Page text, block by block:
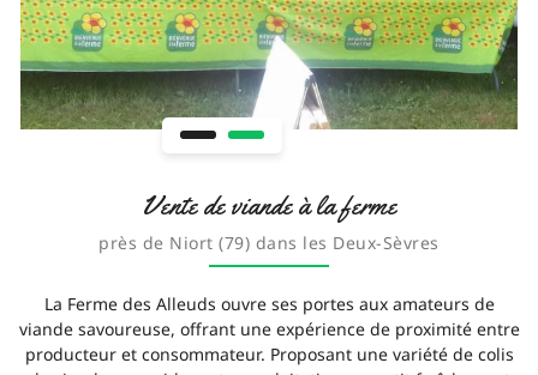
Vente de viande à la ferme
près de Niort (79) dans les Deux-Sèvres
La Ferme des Alleuds ouvre ses portes aux amateurs de
viande savoureuse, offrant une expérience de proximité entre
producteur et consommateur. Proposant une variété de colis